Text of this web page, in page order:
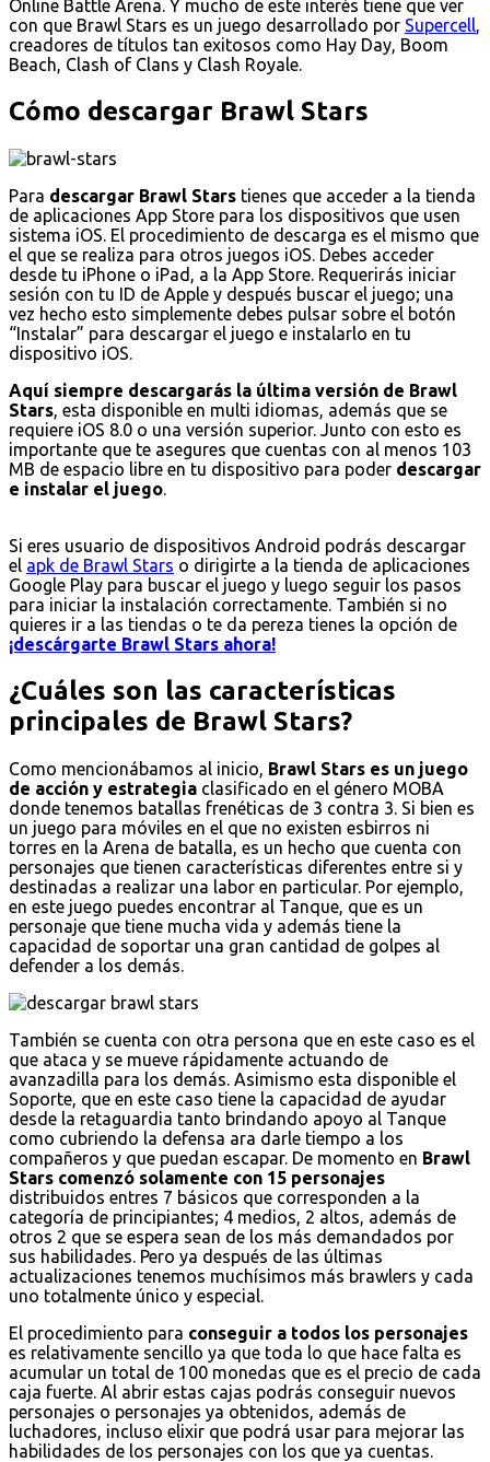
Online Battle Arena. Y mucho de este interés tiene que ver
con que Brawl Stars es un juego desarrollado por Supercell,
creadores de títulos tan exitosos como Hay Day, Boom
Beach, Clash of Clans y Clash Royale.
Cómo descargar Brawl Stars
Para descargar Brawl Stars tienes que acceder a la tienda
de aplicaciones App Store para los dispositivos que usen
sistema iOS. El procedimiento de descarga es el mismo que
el que se realiza para otros juegos iOS. Debes acceder
desde tu iPhone o iPad, a la App Store. Requerirás iniciar
sesión con tu ID de Apple y después buscar el juego; una
vez hecho esto simplemente debes pulsar sobre el botón
“Instalar” para descargar el juego e instalarlo en tu
dispositivo iOS.
Aquí siempre descargarás la última versión de Brawl
Stars, esta disponible en multi idiomas, además que se
requiere iOS 8.0 o una versión superior. Junto con esto es
importante que te asegures que cuentas con al menos 103
MB de espacio libre en tu dispositivo para poder descargar
e instalar el juego.
Si eres usuario de dispositivos Android podrás descargar
el apk de Brawl Stars o dirigirte a la tienda de aplicaciones
Google Play para buscar el juego y luego seguir los pasos
para iniciar la instalación correctamente. También si no
quieres ir a las tiendas o te da pereza tienes la opción de
¡descárgarte Brawl Stars ahora!
¿Cuáles son las características
principales de Brawl Stars?
Como mencionábamos al inicio, Brawl Stars es un juego
de acción y estrategia clasificado en el género MOBA
donde tenemos batallas frenéticas de 3 contra 3. Si bien es
un juego para móviles en el que no existen esbirros ni
torres en la Arena de batalla, es un hecho que cuenta con
personajes que tienen características diferentes entre si y
destinadas a realizar una labor en particular. Por ejemplo,
en este juego puedes encontrar al Tanque, que es un
personaje que tiene mucha vida y además tiene la
capacidad de soportar una gran cantidad de golpes al
defender a los demás.
También se cuenta con otra persona que en este caso es el
que ataca y se mueve rápidamente actuando de
avanzadilla para los demás. Asimismo esta disponible el
Soporte, que en este caso tiene la capacidad de ayudar
desde la retaguardia tanto brindando apoyo al Tanque
como cubriendo la defensa ara darle tiempo a los
compañeros y que puedan escapar. De momento en Brawl
Stars comenzó solamente con 15 personajes
distribuidos entres 7 básicos que corresponden a la
categoría de principiantes; 4 medios, 2 altos, además de
otros 2 que se espera sean de los más demandados por
sus habilidades. Pero ya después de las últimas
actualizaciones tenemos muchísimos más brawlers y cada
uno totalmente único y especial.
El procedimiento para conseguir a todos los personajes
es relativamente sencillo ya que toda lo que hace falta es
acumular un total de 100 monedas que es el precio de cada
caja fuerte. Al abrir estas cajas podrás conseguir nuevos
personajes o personajes ya obtenidos, además de
luchadores, incluso elixir que podrá usar para mejorar las
habilidades de los personajes con los que ya cuentas.